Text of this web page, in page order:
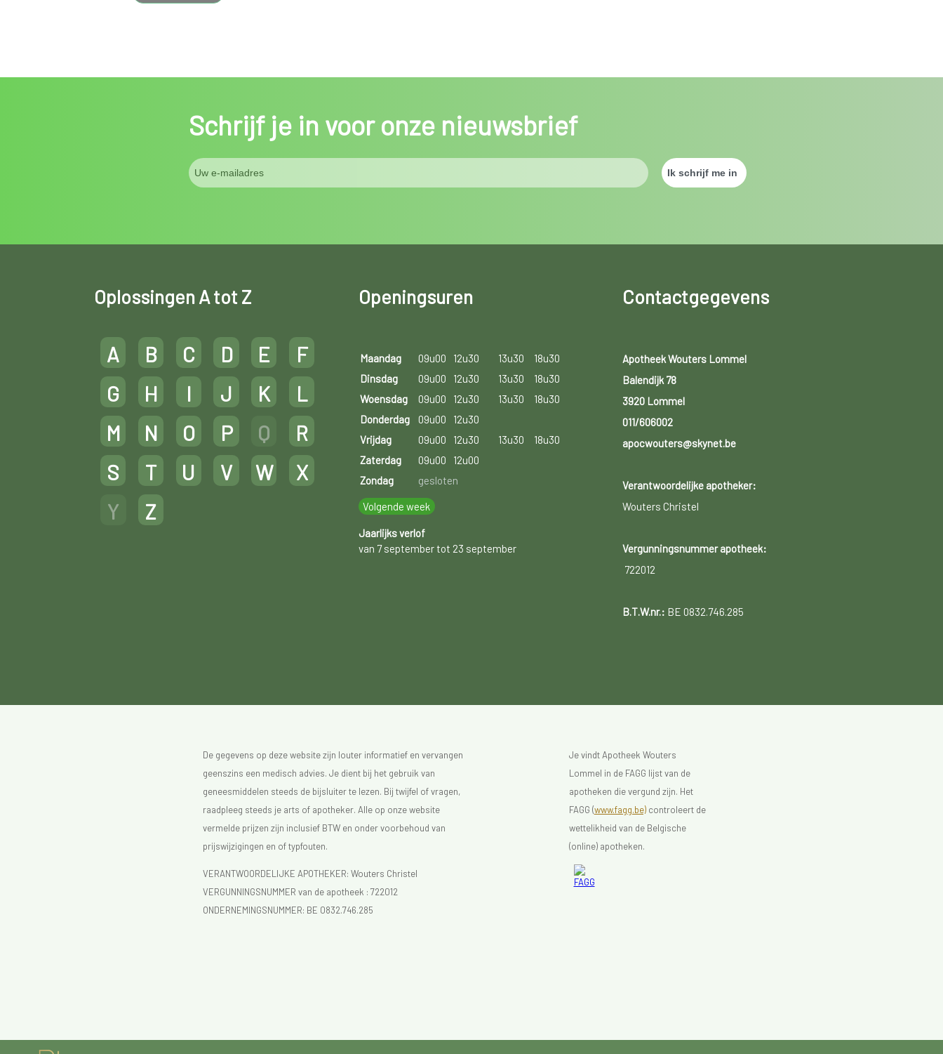
Schrijf je in voor onze nieuwsbrief
Oplossingen A tot Z
A B C D E
F
G
H I J K
L
M
N O P Q
R
S
T U V W
X
Y
Z
Openingsuren
Maandag 09u00 12u30 13u30
18u30
Dinsdag
09u00 12u30 13u30
18u30
Woensdag
09u00 12u30 13u30
18u30
Donderdag
09u00
12u30
Vrijdag
09u00 12u30 13u30
18u30
Zaterdag
09u00
12u00
Zondag
gesloten
Volgende week
Jaarlijks verlof
van 7 september tot 23 september
Contactgegevens
Apotheek Wouters Lommel
Balendijk 78
3920 Lommel
011/606002
apocwouters@skynet.be
Verantwoordelijke apotheker:
Wouters Christel
Vergunningsnummer apotheek:
722012
B.T.W.nr.: BE 0832.746.285
De gegevens op deze website zijn louter informatief en vervangen
geenszins een medisch advies. Je dient bij het gebruik van
geneesmiddelen steeds de bijsluiter te lezen. Bij twijfel of vragen,
raadpleeg steeds je arts of apotheker. Alle op onze website
vermelde prijzen zijn inclusief BTW en onder voorbehoud van
prijswijzigingen en of typfouten.
VERANTWOORDELIJKE APOTHEKER: Wouters Christel
VERGUNNINGSNUMMER van de apotheek : 722012
ONDERNEMINGSNUMMER: BE 0832.746.285
Je vindt Apotheek Wouters
Lommel in de FAGG lijst van de
apotheken die vergund zijn. Het
FAGG (www.fagg.be)controleert de
wettelikheid van de Belgische
(online) apotheken.